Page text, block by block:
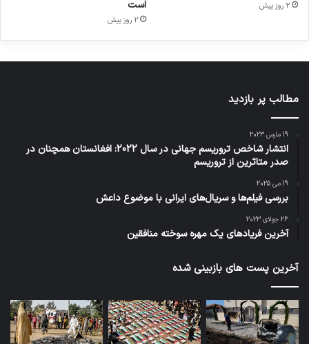
2 روز پیش
است
2 روز پیش
مطالب پر بازدید
19 مارس 2023
انتشار شاخص تروریسم جهانی در سال 2022: افغانستان همچنان در
صدر متاثرین از تروریسم
19 می 2025
بررسی فیلم‌ها و سریال‌های ایرانی با موضوع داعش
26 جولای 2023
آخرین فریادهای یک مهره سوخته منافقین
آخرین پست های بازبینی شده